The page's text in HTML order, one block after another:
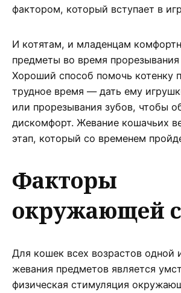
фактором, который вступает в
И котятам, и младенцам
предметы во время прорезывания
Хороший способ помочь котенку
трудное время — дать ему
или прорезывания зубов, чтобы
дискомфорт. Жевание кошачьих
этап, который со временем
Факторы
окружающей
Для кошек всех возрастов одной
жевания предметов является
физическая стимуляция